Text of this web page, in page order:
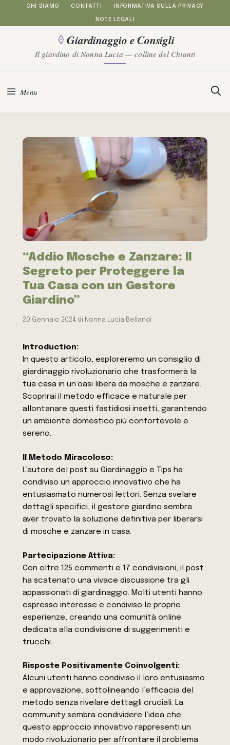
al
contenuto
CHI SIAMO CONTATTI INFORMATIVA SULLA PRIVACY
NOTE LEGALI
Giardinaggio e Consigli
Il giardino di Nonna Lucia — colline del Chianti
Menu
“Addio Mosche e Zanzare: Il
Segreto per Proteggere la
Tua Casa con un Gestore
Giardino”
20 Gennaio 2024 di Nonna Lucia Bellandi
Introduction:
In questo articolo, esploreremo un consiglio di
giardinaggio rivoluzionario che trasformerà la
tua casa in un’oasi libera da mosche e zanzare.
Scoprirai il metodo efficace e naturale per
allontanare questi fastidiosi insetti, garantendo
un ambiente domestico più confortevole e
sereno.
Il Metodo Miracoloso:
L’autore del post su Giardinaggio e Tips ha
condiviso un approccio innovativo che ha
entusiasmato numerosi lettori. Senza svelare
dettagli specifici, il gestore giardino sembra
aver trovato la soluzione definitiva per liberarsi
di mosche e zanzare in casa.
Partecipazione Attiva:
Con oltre 125 commenti e 17 condivisioni, il post
ha scatenato una vivace discussione tra gli
appassionati di giardinaggio. Molti utenti hanno
espresso interesse e condiviso le proprie
esperienze, creando una comunità online
dedicata alla condivisione di suggerimenti e
trucchi.
Risposte Positivamente Coinvolgenti:
Alcuni utenti hanno condiviso il loro entusiasmo
e approvazione, sottolineando l’efficacia del
metodo senza rivelare dettagli cruciali. La
community sembra condividere l’idea che
questo approccio innovativo rappresenti un
modo rivoluzionario per affrontare il problema